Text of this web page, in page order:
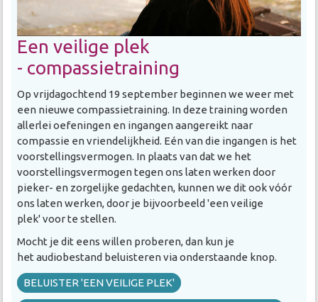
Een veilige plek
- compassietraining
Op vrijdagochtend 19 september beginnen we weer met
een nieuwe compassietraining. In deze training worden
allerlei oefeningen en ingangen aangereikt naar
compassie en vriendelijkheid. Eén van die ingangen is het
voorstellingsvermogen. In plaats van dat we het
voorstellingsvermogen tegen ons laten werken door
pieker- en zorgelijke gedachten, kunnen we dit ook vóór
ons laten werken, door je bijvoorbeeld 'een veilige
plek' voor te stellen.
Mocht je dit eens willen proberen, dan kun je
het audiobestand beluisteren via onderstaande knop.
BELUISTER 'EEN VEILIGE PLEK'